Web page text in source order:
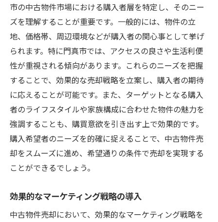
市の中古物件市場における購入者層を特定し、そのニー
ズを理解することが重要です。一般的には、物件の立
地、価格帯、周辺環境などが購入者の関心事として挙げ
られます。特に門真市では、アクセスの良さや生活利便
性が重視される傾向があります。これらのニーズを把握
することで、効果的な売却戦略を立案し、購入者の期待
に応えることが可能です。また、ターゲットとなる購入
者のライフスタイルや家族構成に合わせた物件の魅力を
強調することも、購買意欲を引き出す上で効果的です。
購入希望者のニーズを的確に捉えることで、中古物件売
却をスムーズに進め、希望通りの条件で売却を実現する
ことができるでしょう。
効果的なマーケティング戦略の導入
中古物件売却において、効果的なマーケティング戦略を